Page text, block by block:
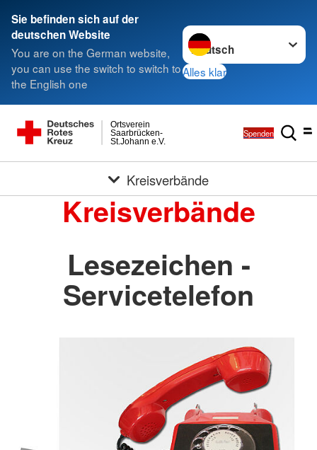
Sie befinden sich auf der
deutschen Website
You are on the German website,
you can use the switch to switch to
the English one
Sprache wechseln zu
Alles klar
St.Johann e.V.
Saarbrücken-
Ortsverein
Spenden
Kreisverbände
Kreisverbände
Lesezeichen -
Servicetelefon